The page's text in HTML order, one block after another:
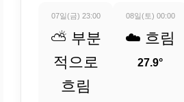
07일(금) 23:00
⛅ 부분
적으로
흐림
08일(토) 00:00
☁️ 흐림
27.9°